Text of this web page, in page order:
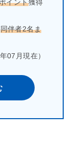
イント獲得
同伴者2名ま
07月現在）